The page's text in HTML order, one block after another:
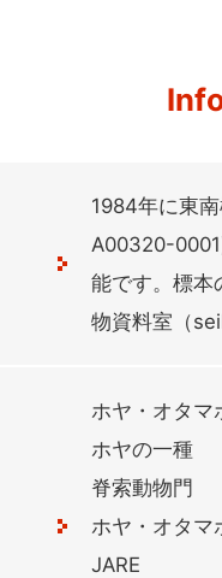
1984年に東
A00320-
能です。標本
物資料室（
ホヤ・オタマ
ホヤの一種
脊索動物門
ホヤ・オタマ
JARE